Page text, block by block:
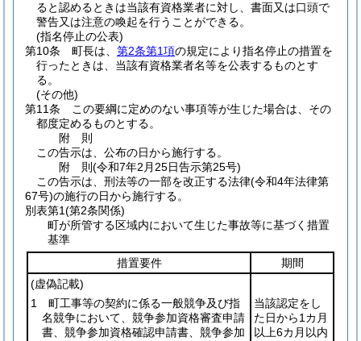
ると認めるときは当該有資格業者に対し、書面又は口頭で
警告又は注意の喚起を行うことができる。
(指名停止の公表)
第10条
町長は、 第2条第1項の規定により指名停止の措置を
行ったときは、当該有資格業者名等を公表するものとす
る。
(その他)
第11条
この要綱に定めのない事項等が生じた場合は、その
都度定めるものとする。
附 則
この告示は、公布の日から施行する。
附 則(令和7年2月25日告示第25号)
この告示は、刑法等の一部を改正する法律(令和4年法律第
67号)の施行の日から施行する。
別表第1(第2条関係)
町が所管する区域内において生じた事故等に基づく措置
基準
措置要件
期間
(虚偽記載)
1 町工事等の契約に係る一般競争及び指
名競争において、競争参加資格審査申請
書、競争参加資格確認申請書、競争参加
当該認定をし
た日から1カ月
以上6カ月以内